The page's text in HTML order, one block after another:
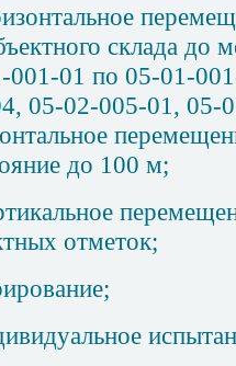
склада до
001-01 по 05-01-0
, 05-02-005-01, 05-
до 100 м;
отметок;